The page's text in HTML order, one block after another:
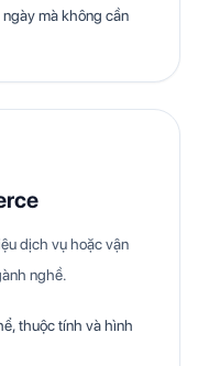
mà không cần
dịch vụ hoặc vận
nghề.
thuộc tính và hình